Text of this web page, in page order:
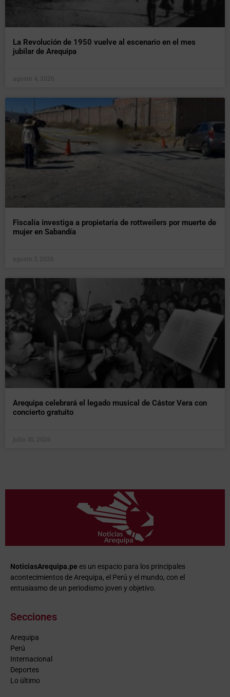
La Revolución de 1950 vuelve al escenario en el mes
jubilar de Arequipa
agosto 4, 2026
Fiscalía investiga a propietaria de rottweilers por muerte de
mujer en Sabandía
agosto 3, 2026
Arequipa celebrará el legado musical de Cástor Vera con
concierto gratuito
julio 30, 2026
NoticiasArequipa.pe es un espacio para los principales
acontecimientos de Arequipa, el Perú y el mundo, con el
entusiasmo de un periodismo joven y objetivo.
Secciones
Arequipa
Perú
Internacional
Deportes
Lo último